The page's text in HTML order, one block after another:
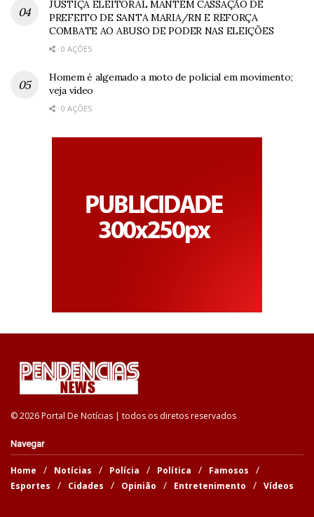
JUSTIÇA ELEITORAL MANTÉM CASSAÇÃO DE
PREFEITO DE SANTA MARIA/RN E REFORÇA
COMBATE AO ABUSO DE PODER NAS ELEIÇÕES
0 AÇÕES
Homem é algemado a moto de policial em movimento;
veja vídeo
0 AÇÕES
© 2026 Portal De Notícias | todos os diretos reservados
Navegar
Home Notícias Polícia Política
Famosos
Esportes
Cidades Opinião Entretenimento Vídeos